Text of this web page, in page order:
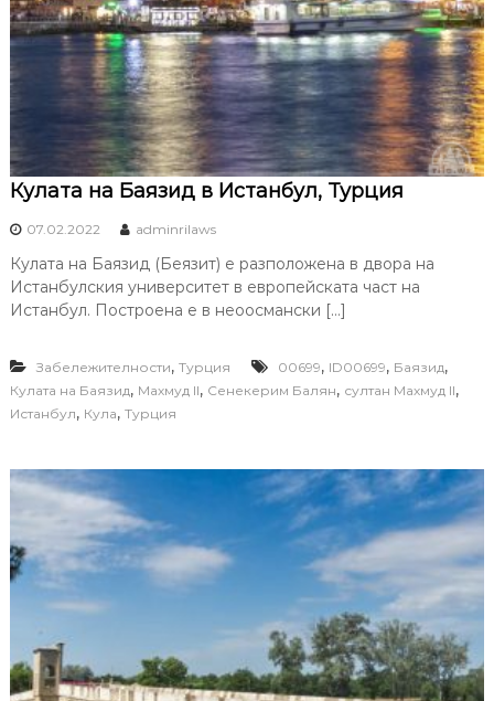
Кулата на Баязид в Истанбул, Турция
07.02.2022 adminrilaws
Кулата на Баязид (Беязит) е разположена в двора на
Истанбулския университет в европейската част на
Истанбул. Построена е в неоосмански […]
Забележителности, Турция 00699, ID00699, Баязид,
Кулата на Баязид, Махмуд II, Сенекерим Балян, султан Махмуд II,
Истанбул, Кула, Турция